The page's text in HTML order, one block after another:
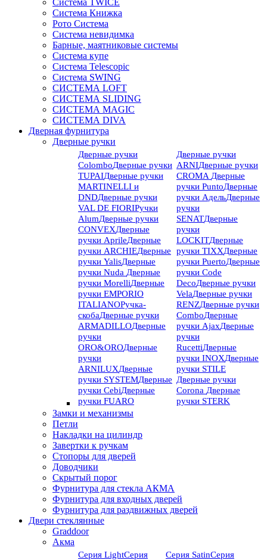
Система TWICE
Система Книжка
Рото Система
Система невидимка
Барные, маятниковые системы
Система купе
Система Telescopic
Система SWING
СИСТЕМА LOFT
СИСТЕМА SLIDING
СИСТЕМА MAGIC
СИСТЕМА DIVA
Дверная фурнитура
Дверные ручки
Дверные ручки
ColomboДверные ручки
TUPAIДверные ручки
MARTINELLI и
DNDДверные ручки
VAL DE FIORIРучки
AlumДверные ручки
CONVEXДверные
ручки AprileДверные
ручки ARCHIEДверные
ручки YalisДверные
ручки Nuda Дверные
ручки MorelliДверные
ручки EMPORIO
ITALIANOРучка-
скобаДверные ручки
ARMADILLOДверные
ручки
ORO&OROДверные
ручки
ARNILUXДверные
ручки SYSTEMДверные
ручки CebiДверные
ручки FUARO
Дверные ручки
ARNIДверные ручки
CROMA Дверные
ручки PuntoДверные
ручки АдельДверные
ручки
SENATДверные
ручки
LOCKITДверные
ручки TIXXДверные
ручки PuertoДверные
ручки Code
DecoДверные ручки
VelaДверные ручки
RENZДверные ручки
ComboДверные
ручки AjaxДверные
ручки
RucettiДверные
ручки INOXДверные
ручки STILE
Дверные ручки
Corona Дверные
ручки STERK
Замки и механизмы
Петли
Накладки на цилиндр
Завертки к ручкам
Стопоры для дверей
Доводчики
Скрытый порог
Фурнитура для стекла АКМА
Фурнитура для входных дверей
Фурнитура для раздвижных дверей
Двери стеклянные
Graddoor
Акма
Серия LightСерия
Серия SatinСерия